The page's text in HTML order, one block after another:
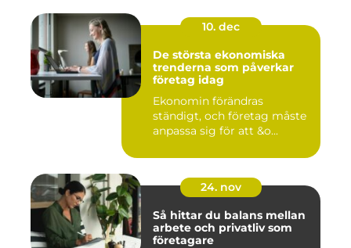
10. dec
De största ekonomiska
trenderna som påverkar
företag idag
Ekonomin förändras
ständigt, och företag måste
anpassa sig för att &o...
24. nov
Så hittar du balans mellan
arbete och privatliv som
företagare